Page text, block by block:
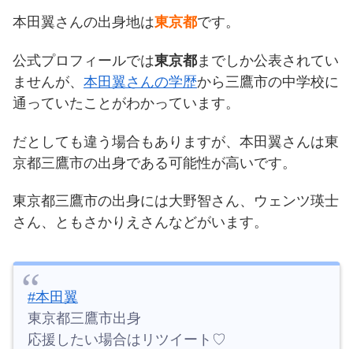
本田翼さんの出身地は東京都です。
公式プロフィールでは東京都までしか公表されてい
ませんが、 本田翼さんの学歴から三鷹市の中学校に
通っていたことがわかっています。
だとしても違う場合もありますが、本田翼さんは東
京都三鷹市の出身である可能性が高いです。
東京都三鷹市の出身には大野智さん、ウェンツ瑛士
さん、ともさかりえさんなどがいます。
#本田翼
東京都三鷹市出身
応援したい場合はリツイート♡